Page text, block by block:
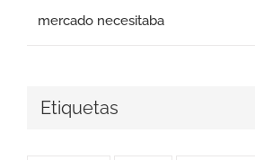
mercado necesitaba
Etiquetas